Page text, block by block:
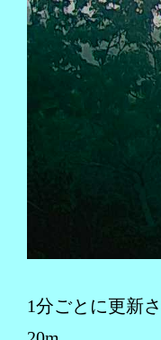
1分ごとに更新